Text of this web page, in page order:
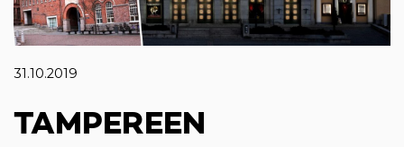
31.10.2019
TAMPEREEN